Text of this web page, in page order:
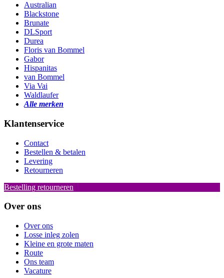
Australian
Blackstone
Brunate
DLSport
Durea
Floris van Bommel
Gabor
Hispanitas
van Bommel
Via Vai
Waldlaufer
Alle merken
Klantenservice
Contact
Bestellen & betalen
Levering
Retourneren
Bestelling retourneren
Over ons
Over ons
Losse inleg zolen
Kleine en grote maten
Route
Ons team
Vacature